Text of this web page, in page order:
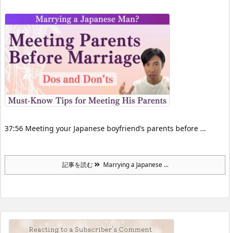
37:56 Meeting your Japanese boyfriend’s parents before …
記事を読む Marrying a Japanese ...